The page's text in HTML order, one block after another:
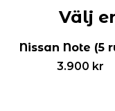
Välj
Nissan Note (5
3.900 kr